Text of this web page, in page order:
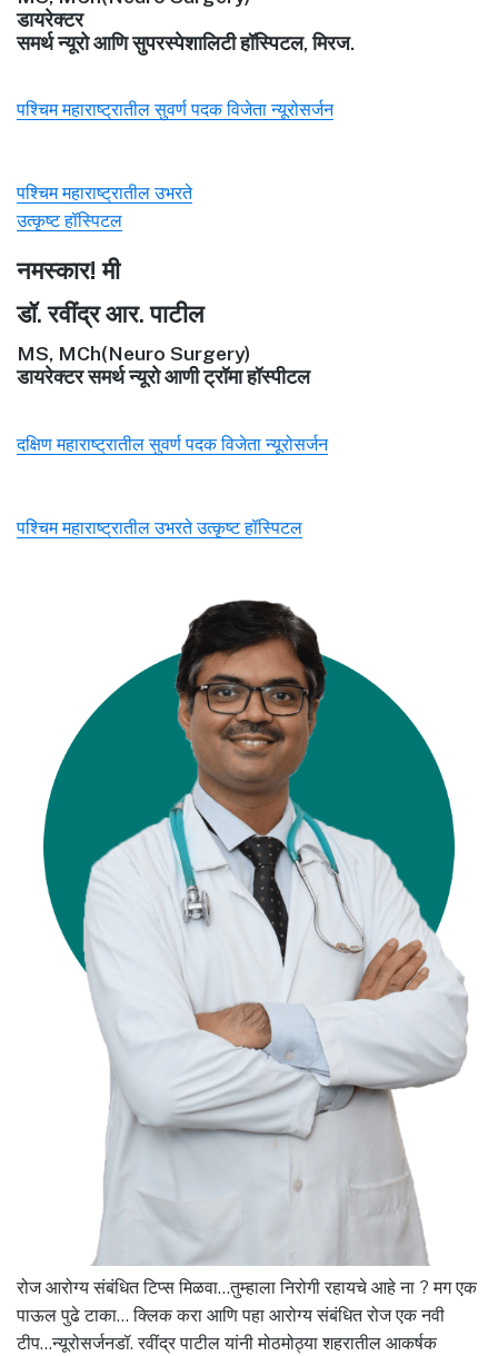
डायरेक्टर
समर्थ न्यूरो आणि सुपरस्पेशालिटी हॉस्पिटल, मिरज.
पश्चिम महाराष्ट्रातील सुवर्ण पदक विजेता न्यूरोसर्जन
पश्चिम महाराष्ट्रातील उभरते
उत्कृष्ट हॉस्पिटल
नमस्कार! मी
डॉ. रवींद्र आर. पाटील
MS, MCh(Neuro Surgery)
डायरेक्टर समर्थ न्यूरो आणी ट्रॉमा हॉस्पीटल
दक्षिण महाराष्ट्रातील सुवर्ण पदक विजेता न्यूरोसर्जन
पश्चिम महाराष्ट्रातील उभरते उत्कृष्ट हॉस्पिटल
रोज आरोग्य संबंधित टिप्स मिळवा…तुम्हाला निरोगी रहायचे आहे ना ? मग एक
पाऊल पुढे टाका… क्लिक करा आणि पहा आरोग्य संबंधित रोज एक नवी
टीप…न्यूरोसर्जनडॉ. रवींद्र पाटील यांनी मोठमोठ्या शहरातील आकर्षक